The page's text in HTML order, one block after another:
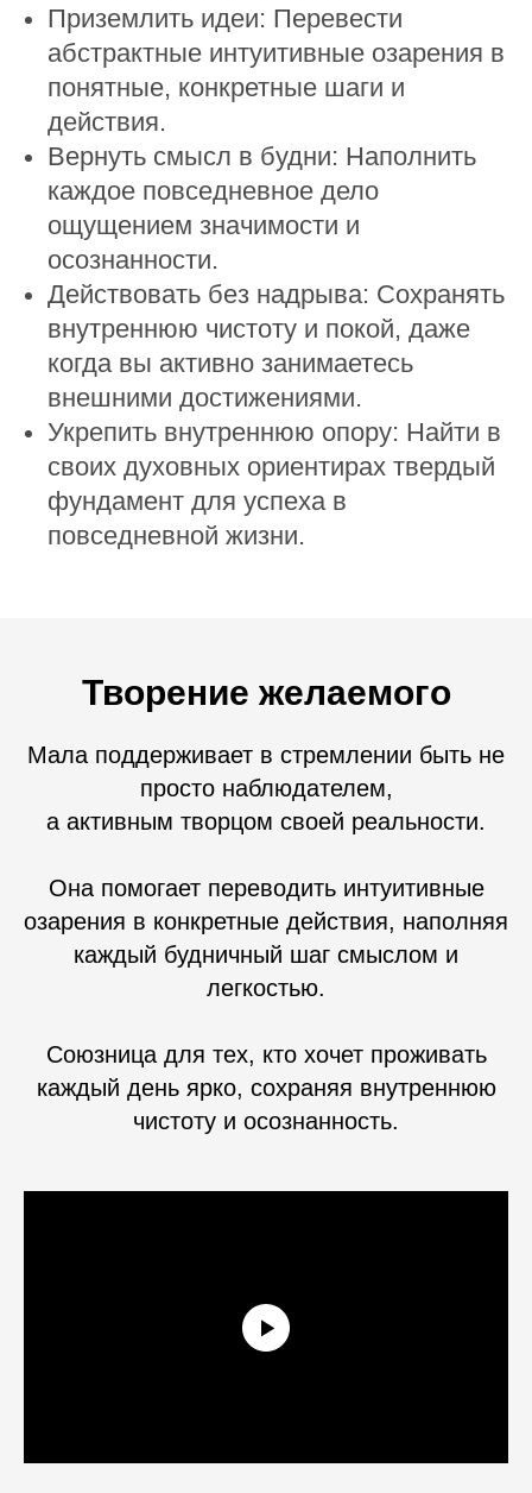
Приземлить идеи: Перевести
абстрактные интуитивные озарения в
понятные, конкретные шаги и
действия.
Вернуть смысл в будни: Наполнить
каждое повседневное дело
ощущением значимости и
осознанности.
Действовать без надрыва: Сохранять
внутреннюю чистоту и покой, даже
когда вы активно занимаетесь
внешними достижениями.
Укрепить внутреннюю опору: Найти в
своих духовных ориентирах твердый
фундамент для успеха в
повседневной жизни.
Творение желаемого
Мала поддерживает в стремлении быть не
просто наблюдателем,
а активным творцом своей реальности.
Она помогает переводить интуитивные
озарения в конкретные действия, наполняя
каждый будничный шаг смыслом и
легкостью.
Союзница для тех, кто хочет проживать
каждый день ярко, сохраняя внутреннюю
чистоту и осознанность.